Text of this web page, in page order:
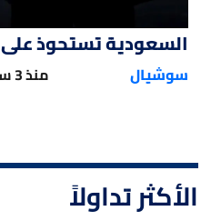
السعودية تستحوذ على EA
سوشيال منذ 3 ساعات
الأكثر تداولاً